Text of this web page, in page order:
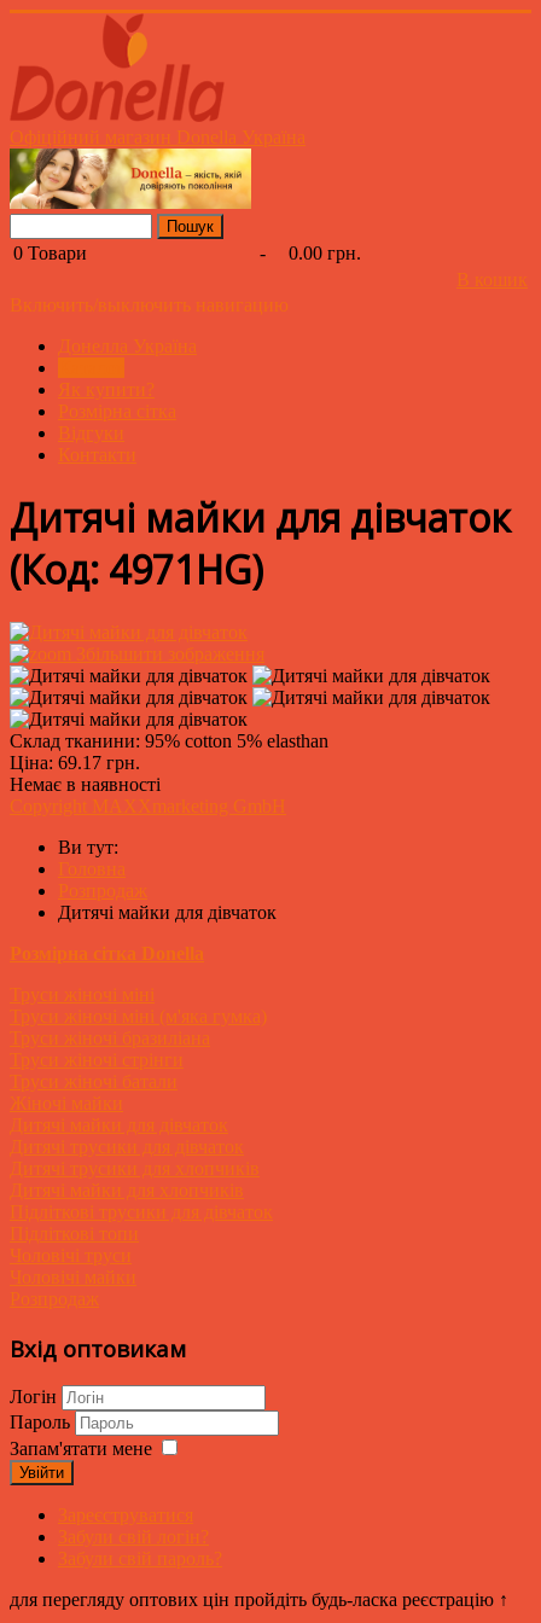
Офіційний магазин Donella Україна
0 Товари -
0.00 грн.
В кошик
Включить/выключить навигацию
Донелла Україна
Як купити?
Розмірна сітка
Відгуки
Контакти
Дитячі майки для дівчаток
(Код: 4971HG)
Збільшити зображення
Склад тканини: 95% cotton 5% elasthan
Ціна: 69.17 грн.
Немає в наявності
Copyright MAXXmarketing GmbH
Ви тут:
Головна
Розпродаж
Дитячі майки для дівчаток
Розмірна сітка Donella
Труси жіночі міні
Труси жіночі міні (м'яка гумка)
Труси жіночі бразиліана
Труси жіночі стрінги
Труси жіночі батали
Жіночі майки
Дитячі майки для дівчаток
Дитячі трусики для дівчаток
Дитячі трусики для хлопчиків
Дитячі майки для хлопчиків
Підліткові трусики для дівчаток
Підліткові топи
Чоловічі труси
Чоловічі майки
Розпродаж
Вхід оптовикам
Логін
Пароль
Запам'ятати мене
Увійти
Зареєструватися
Забули свій логін?
Забули свій пароль?
для перегляду оптових цін пройдіть будь-ласка реєстрацію ↑